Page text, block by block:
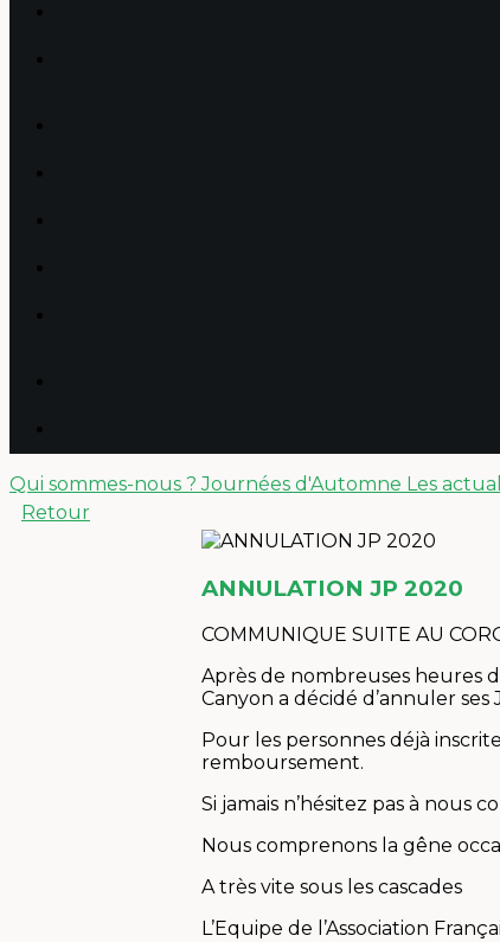
Qui sommes-nous ?Journées d'Automne Les
Retour
ANNULATION JP 2020
COMMUNIQUE SUITE AU
Après de nombreuses heures
Canyon a décidé d’annuler
Pour les personnes déjà
remboursement.
Si jamais n’hésitez pas à nous
Nous comprenons la gêne
A très vite sous les cascades
L’Equipe de l’Association